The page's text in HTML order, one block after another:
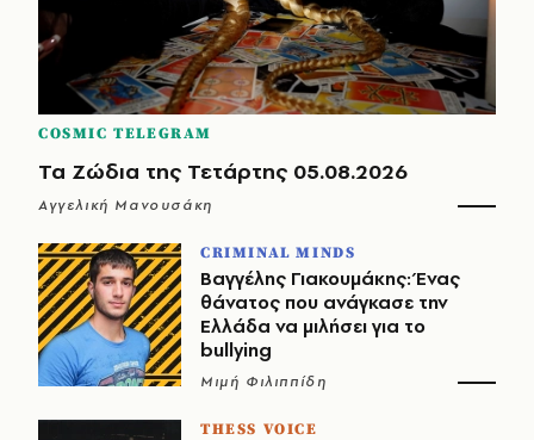
COSMIC TELEGRAM
Τα Ζώδια της Τετάρτης 05.08.2026
Αγγελική Μανουσάκη
CRIMINAL MINDS
Βαγγέλης Γιακουμάκης: Ένας
θάνατος που ανάγκασε την
Ελλάδα να μιλήσει για το
bullying
Μιμή Φιλιππίδη
THESS VOICE